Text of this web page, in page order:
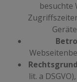
besuchte
lit. a